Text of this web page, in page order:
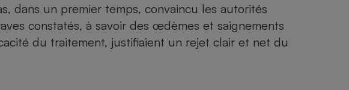
dans un premier temps, convaincu les autorités
constatés, à savoir des œdèmes et saignements
du traitement, justifiaient un rejet clair et net du
Électricité - Gaz